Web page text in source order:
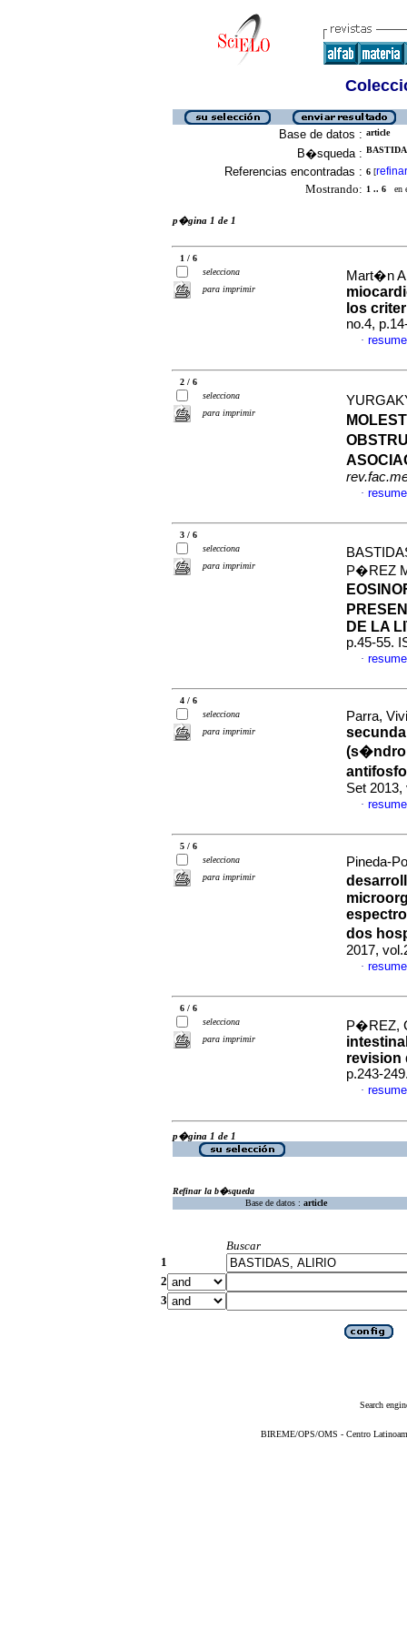
Base de datos : article
B�squeda :
Referencias encontradas : 6 [refinar
Mostrando: 1 .. 6 en
p�gina 1 de 1
1 / 6
selecciona
para imprimir
Mart�n
los
no.4,
·
2 / 6
selecciona
para imprimir
·
3 / 6
selecciona
para imprimir
P�REZ
DE LA
p.45-55.
·
4 / 6
selecciona
para imprimir
Parra,
Set 2013,
·
5 / 6
selecciona
para imprimir
Pineda-
dos
2017,
·
6 / 6
selecciona
para imprimir
P�REZ,
revision
p.243-
·
p�gina 1 de 1
Refinar la b�squeda
Base de datos : article
Buscar
1
2
3
Search
BIREME/OPS/OMS - Centro